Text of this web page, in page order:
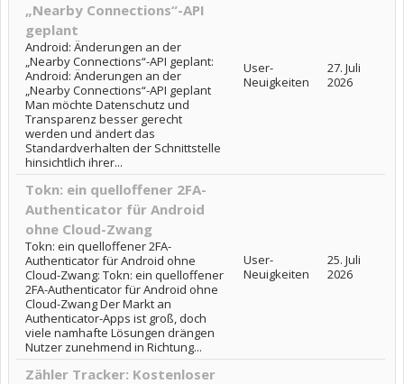
„Nearby Connections“-API
geplant
Android: Änderungen an der
„Nearby Connections“-API geplant:
Android: Änderungen an der
„Nearby Connections“-API geplant
Man möchte Datenschutz und
Transparenz besser gerecht
werden und ändert das
Standardverhalten der Schnittstelle
hinsichtlich ihrer...
User-
Neuigkeiten
27. Juli
2026
Tokn: ein quelloffener 2FA-
Authenticator für Android
ohne Cloud-Zwang
Tokn: ein quelloffener 2FA-
Authenticator für Android ohne
Cloud-Zwang: Tokn: ein quelloffener
2FA-Authenticator für Android ohne
Cloud-Zwang Der Markt an
Authenticator-Apps ist groß, doch
viele namhafte Lösungen drängen
Nutzer zunehmend in Richtung...
User-
Neuigkeiten
25. Juli
2026
Zähler Tracker: Kostenloser